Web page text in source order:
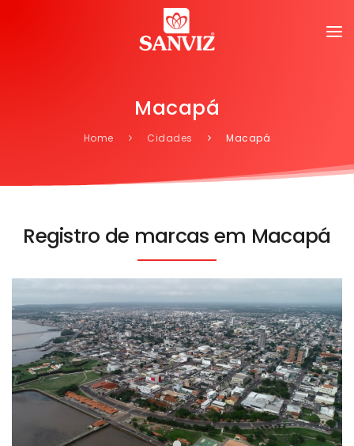
Macapá
Home Cidades Macapá
Registro de marcas em Macapá